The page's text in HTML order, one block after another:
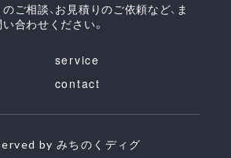
ご相談、お見積りのご依頼など、ま
合わせください。
service
contact
by みちのくディグ